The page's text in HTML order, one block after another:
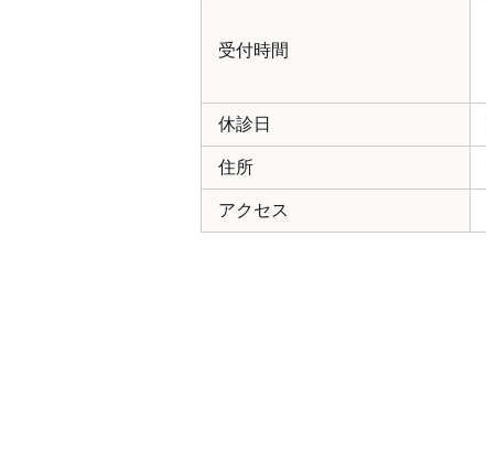
受付時間
休診日
住所
アクセス